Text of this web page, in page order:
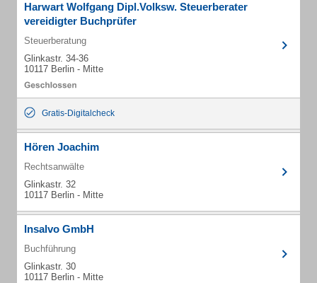
Harwart Wolfgang Dipl.Volksw. Steuerberater
vereidigter Buchprüfer
Steuerberatung
Glinkastr. 34-36
10117 Berlin - Mitte
Gratis-Digitalcheck
Hören Joachim
Rechtsanwälte
Glinkastr. 32
10117 Berlin - Mitte
Insalvo GmbH
Buchführung
Glinkastr. 30
10117 Berlin - Mitte